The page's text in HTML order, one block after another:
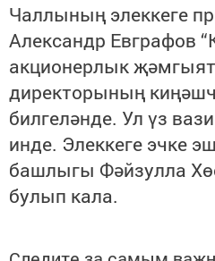
Чаллының элеккеге
Александр Евграфов
акционерлык
директорының
билгеләнде. Ул үз
инде. Элеккеге эчке
башлыгы Фәйзулла
булып кала.